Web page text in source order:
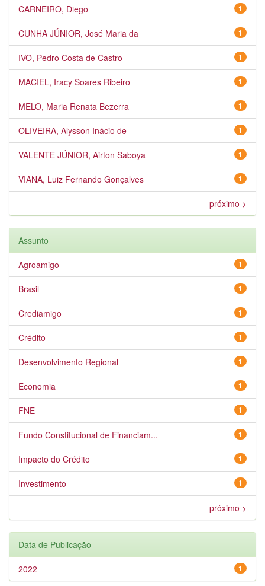
1
CARNEIRO, Diego
1
CUNHA JÚNIOR, José Maria da
1
IVO, Pedro Costa de Castro
1
MACIEL, Iracy Soares Ribeiro
1
MELO, Maria Renata Bezerra
1
OLIVEIRA, Alysson Inácio de
1
VALENTE JÚNIOR, Airton Saboya
1
VIANA, Luiz Fernando Gonçalves
próximo >
Assunto
1
Agroamigo
1
Brasil
1
Crediamigo
1
Crédito
1
Desenvolvimento Regional
1
Economia
1
FNE
1
Fundo Constitucional de Financiam...
1
Impacto do Crédito
1
Investimento
próximo >
Data de Publicação
1
2022